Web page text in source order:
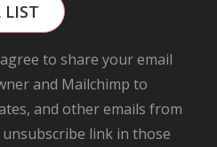
LIST
to share your email
and Mailchimp to
and other emails from
link in those